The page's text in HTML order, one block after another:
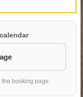
the booking page